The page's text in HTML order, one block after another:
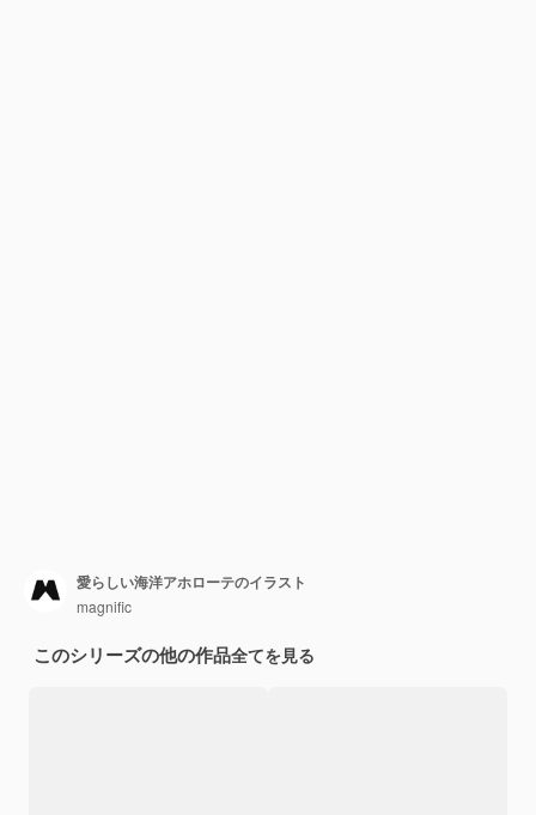
愛らしい海洋アホローテのイラスト
magnific
このシリーズの他の作品全てを見る